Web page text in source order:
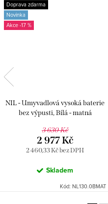
Doprava zdarma
Novinka
-17 %
NIL - Umyvadlová vysoká baterie
bez výpusti, Bílá - matná
3 630 Kč
2 460,33 Kč bez DPH
2 977 Kč
Skladem
Kód: NL130.0BMAT